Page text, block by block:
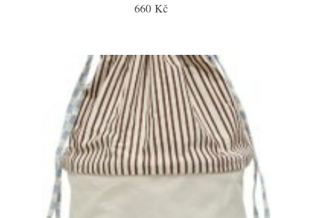
660 Kč